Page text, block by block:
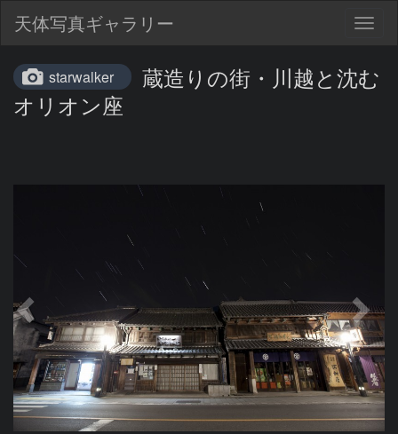
天体写真ギャラリー
starwalker
蔵造りの街・川越と沈む
オリオン座